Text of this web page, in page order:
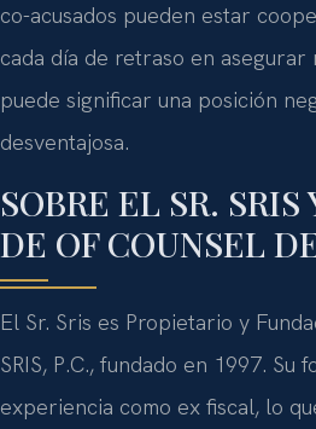
co-acusados pueden estar
cada día de retraso en
puede significar una posición
desventajosa.
SOBRE EL SR.
DE OF COUNSEL
El Sr. Sris es Propietario y
SRIS, P.C., fundado en 1997. Su
experiencia como ex fiscal, lo